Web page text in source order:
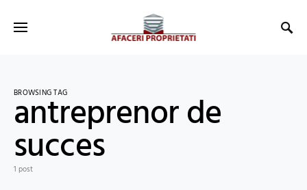
BROWSING TAG
antreprenor de
succes
1 post